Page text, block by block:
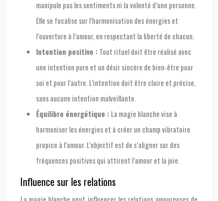
manipule pas les sentiments ni la volonté d’une personne.
Elle se focalise sur l’harmonisation des énergies et
l’ouverture à l’amour, en respectant la liberté de chacun.
Intention positive : Tout rituel doit être réalisé avec
une intention pure et un désir sincère de bien-être pour
soi et pour l’autre. L’intention doit être claire et précise,
sans aucune intention malveillante.
Équilibre énergétique : La magie blanche vise à
harmoniser les énergies et à créer un champ vibratoire
propice à l’amour. L’objectif est de s’aligner sur des
fréquences positives qui attirent l’amour et la joie.
Influence sur les relations